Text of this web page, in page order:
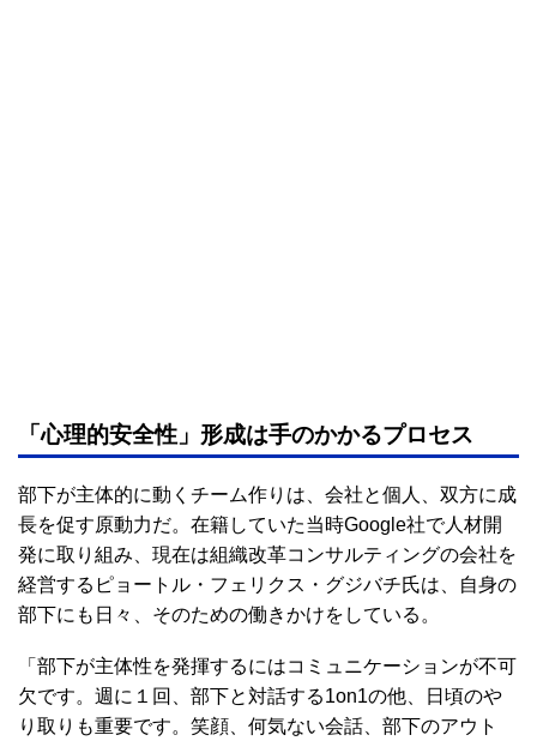
「心理的安全性」形成は手のかかるプロセス
部下が主体的に動くチーム作りは、会社と個人、双方に成
長を促す原動力だ。在籍していた当時Google社で人材開
発に取り組み、現在は組織改革コンサルティングの会社を
経営するピョートル・フェリクス・グジバチ氏は、自身の
部下にも日々、そのための働きかけをしている。
「部下が主体性を発揮するにはコミュニケーションが不可
欠です。週に１回、部下と対話する1on1の他、日頃のや
り取りも重要です。笑顔、何気ない会話、部下のアウト